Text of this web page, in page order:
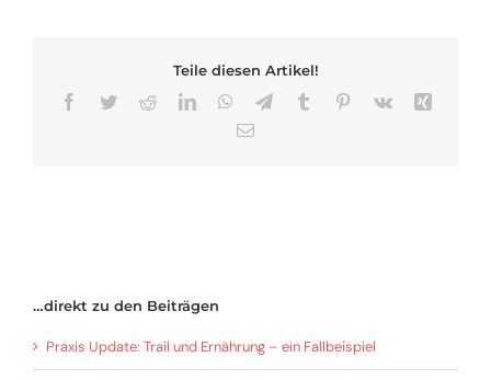
Teile diesen Artikel!
Facebook
TwitterRedditLinkedInWhatsApp
TelegramTumblr Pinterest
Vk
E-
…direkt zu den Beiträgen
Praxis Update: Trail und Ernährung – ein Fallbeispiel